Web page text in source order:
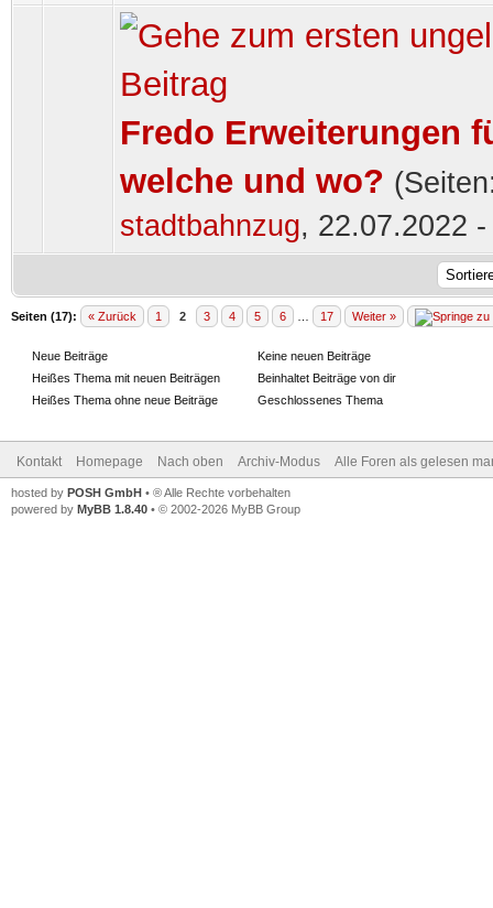
Fredo Erweiterungen
welche und wo?
stadtbahnzug, 22.07.2022
Seiten (17): « Zurück 1 2 3 4 5 6 17 Weiter »
Neue Beiträge
Heißes Thema mit neuen Beiträgen
Heißes Thema ohne neue Beiträge
Keine neuen Beiträge
Beinhaltet Beiträge von dir
Geschlossenes Thema
Kontakt Homepage Nach oben Archiv-Modus Alle Foren als gelesen
hosted by POSH GmbH • ® Alle Rechte vorbehalten
powered by MyBB 1.8.40 • © 2002-2026 MyBB Group